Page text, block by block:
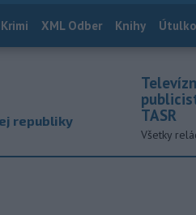
Krimi XML Odber Knihy
republiky
TASR
Všetky